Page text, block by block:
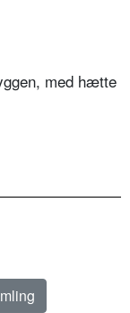
med hætte